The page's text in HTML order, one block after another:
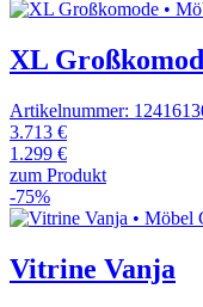
XL
Artikelnummer:
3.713 €
1.299 €
zum Produkt
-75%
Vitrine Vanja